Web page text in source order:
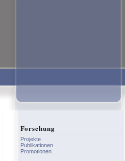
Forschung
Projekte
Publikationen
Promotionen